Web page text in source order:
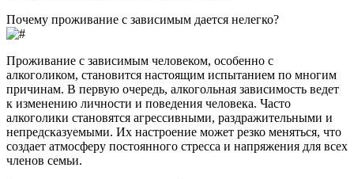
Почему проживание с зависимым дается нелегко?
Проживание с зависимым человеком, особенно с
алкоголиком, становится настоящим испытанием по многим
причинам. В первую очередь, алкогольная зависимость ведет
к изменению личности и поведения человека. Часто
алкоголики становятся агрессивными, раздражительными и
непредсказуемыми. Их настроение может резко меняться, что
создает атмосферу постоянного стресса и напряжения для всех
членов семьи.